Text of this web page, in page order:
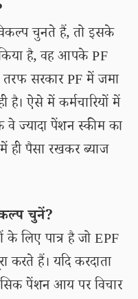
चुनते हैं, तो इसके
है, वह आपके PF
तरफ सरकार PF में जमा
है। ऐसे में कर्मचारियों में
ज्यादा पेंशन स्कीम का
ही पैसा रखकर ब्याज
चुनें?
लिए पात्र है जो EPF
करते हैं। यदि करदाता
पेंशन आय पर विचार